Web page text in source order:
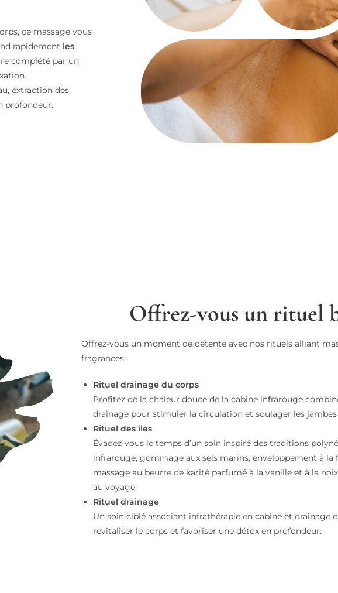
ce massage vous
rapidement les
complété par un
extraction des
profondeur.
Offrez-vous un rituel
Offrez-vous un moment de détente avec nos rituels alliant
fragrances :
Rituel drainage du corps
Profitez de la chaleur douce de la cabine infrarouge
drainage pour stimuler la circulation et soulager les jambes
Rituel des îles
Évadez-vous le temps d’un soin inspiré des traditions
infrarouge, gommage aux sels marins, enveloppement à la
massage au beurre de karité parfumé à la vanille et à la
au voyage.
Rituel drainage
Un soin ciblé associant infrathérapie en cabine et drainage
revitaliser le corps et favoriser une détox en profondeur.